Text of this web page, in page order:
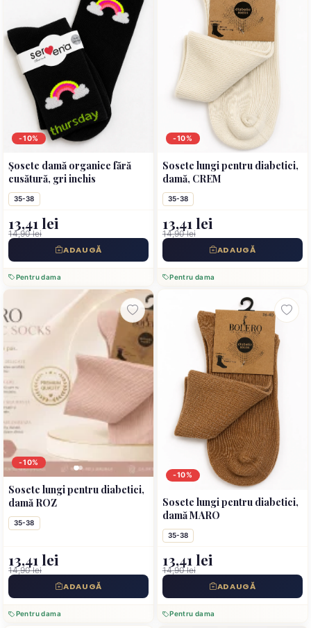
-10%
Șosete damă organice fără
cusătură, gri inchis
35-38
13,41 lei
14,90 lei
ADAUGĂ
Pentru dama
-10%
Sosete lungi pentru diabetici,
damă, CREM
35-38
13,41 lei
14,90 lei
ADAUGĂ
Pentru dama
-10%
Sosete lungi pentru diabetici,
damă ROZ
35-38
13,41 lei
14,90 lei
ADAUGĂ
Pentru dama
-10%
Sosete lungi pentru diabetici,
damă MARO
35-38
13,41 lei
14,90 lei
ADAUGĂ
Pentru dama